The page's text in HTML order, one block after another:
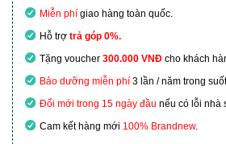
Miễn phí giao hàng toàn quốc.
Hỗ trợ trả góp 0%.
Tặng voucher 300.000 VNĐ cho khách
Bảo dưỡng miễn phí 3 lần / năm trong
Đổi mới trong 15 ngày đầu nếu có lỗi nhà
Cam kết hàng mới 100% Brandnew.